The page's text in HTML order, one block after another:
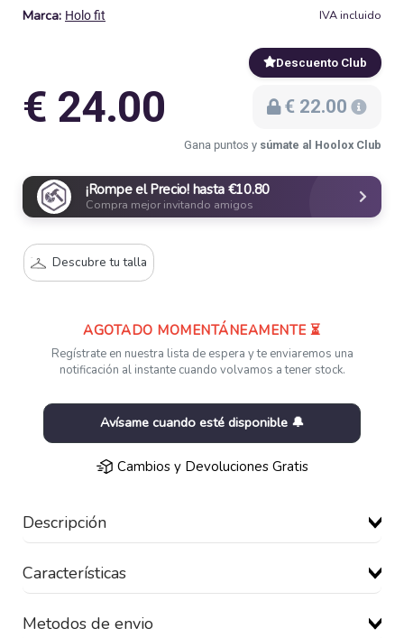
Marca: Holo fit IVA incluido
€ 24.00
Descuento Club
€ 22.00
Gana puntos y súmate al Hoolox Club
¡Rompe el Precio! hasta €10.80
Compra mejor invitando amigos
Descubre tu talla
AGOTADO MOMENTÁNEAMENTE ⏳
Regístrate en nuestra lista de espera y te enviaremos una
notificación al instante cuando volvamos a tener stock.
Avísame cuando esté disponible 🔔
Cambios y Devoluciones Gratis
Descripción
Características
Metodos de envio